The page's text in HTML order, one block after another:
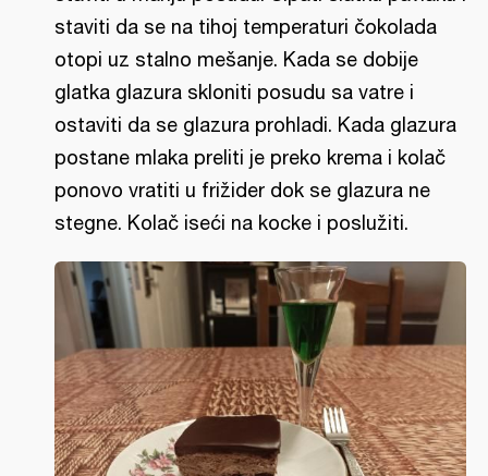
staviti da se na tihoj temperaturi čokolada
otopi uz stalno mešanje. Kada se dobije
glatka glazura skloniti posudu sa vatre i
ostaviti da se glazura prohladi. Kada glazura
postane mlaka preliti je preko krema i kolač
ponovo vratiti u frižider dok se glazura ne
stegne. Kolač iseći na kocke i poslužiti.